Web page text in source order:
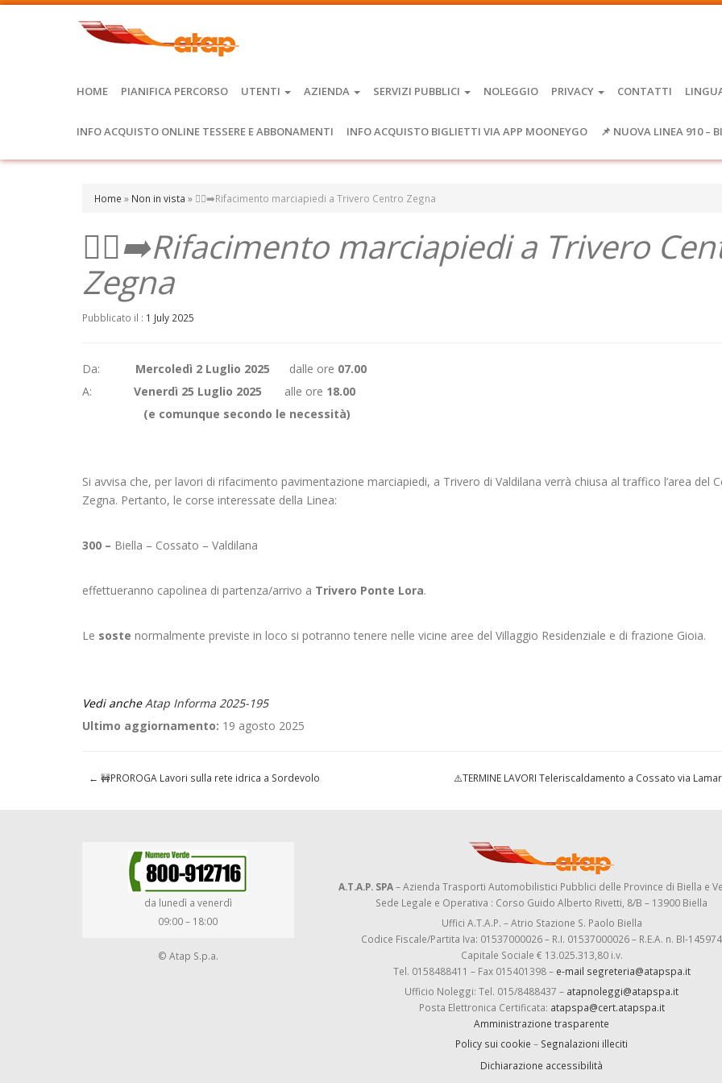
HOME PIANIFICA PERCORSO UTENTI AZIENDA SERVIZI PUBBLICI NOLEGGIO PRIVACY CONTATTI
INFO ACQUISTO ONLINE TESSERE E ABBONAMENTI INFO ACQUISTO BIGLIETTI VIA APP MOONEYGO 📌 NUOVA LINEA 910 –
Home » Non in vista » 🚶‍♂️‍➡️Rifacimento marciapiedi a Trivero Centro Zegna
🚶‍♂️‍➡️Rifacimento marciapiedi a Trivero
Zegna
Pubblicato il : 1 July 2025
Da: Mercoledì 2 Luglio 2025 dalle ore 07.00
A: Venerdì 25 Luglio 2025 alle ore 18.00
(e comunque secondo le necessità)
Si avvisa che, per lavori di rifacimento pavimentazione marciapiedi, a Trivero di Valdilana verrà chiusa al traffico l’area del
Zegna. Pertanto, le corse interessate della Linea:
300 – Biella – Cossato – Valdilana
effettueranno capolinea di partenza/arrivo a Trivero Ponte Lora.
Le soste normalmente previste in loco si potranno tenere nelle vicine aree del Villaggio Residenziale e di frazione Gioia.
Vedi ancheAtap Informa 2025-195
Ultimo aggiornamento: 19 agosto 2025
← 🚧PROROGA Lavori sulla rete idrica a Sordevolo ⚠️TERMINE LAVORI Teleriscaldamento a Cossato via
da lunedì a venerdì
09:00 – 18:00
© Atap S.p.a.
A.T.A.P. SPA– Azienda Trasporti Automobilistici Pubblici delle Province di Biella e
Sede Legale e Operativa : Corso Guido Alberto Rivetti, 8/B – 13900 Biella
Uffici A.T.A.P. – Atrio Stazione S. Paolo Biella
Codice Fiscale/Partita Iva: 01537000026 – R.I. 01537000026 – R.E.A. n. BI-145974
Capitale Sociale € 13.025.313,80 i.v.
Tel. 0158488411 – Fax 015401398 – e-mail segreteria@atapspa.it
Ufficio Noleggi: Tel. 015/8488437 – atapnoleggi@atapspa.it
Posta Elettronica Certificata: atapspa@cert.atapspa.it
Amministrazione trasparente
Policy sui cookie – Segnalazioni illeciti
Dichiarazione accessibilità